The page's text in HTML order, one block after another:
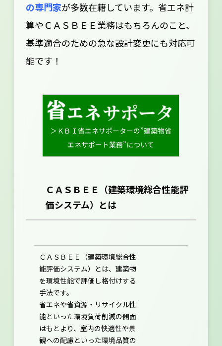
の専門家が多数在籍しています。省エネ計
算やＣＡＳＢＥＥ業務はもちろんのこと、
基準適合のための急な設計変更にも対応可
能です！
＞ＫＢＩ省エネサポーターの”建築物省
エネサポート業務”について
ＣＡＳＢＥＥ（建築環境総合性能評
価システム）とは
ＣＡＳＢＥＥ（建築環境総合性
能評価システム）とは、建築物
を環境性能で評価し格付けする
手法です。
省エネや省資源・リサイクル性
能といった環境負荷削減の側面
はもとより、室内の快適性や景
観への配慮といった環境品質の